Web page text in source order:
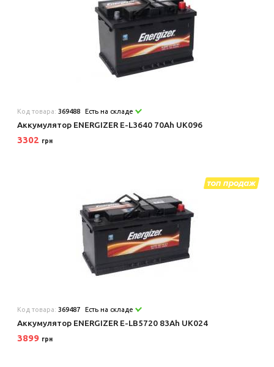
Код товара:369488 Есть на складе
Аккумулятор ENERGIZER E-L3640 70Ah UK096
3302 грн
Код товара:369487 Есть на складе
Аккумулятор ENERGIZER E-LB5720 83Ah UK024
3899 грн